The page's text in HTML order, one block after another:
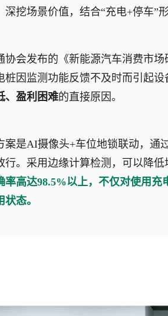
深挖场景价值，结合“充电+停车”
协会发布的《新能源汽车消费市
桩因监测功能反馈不及时而引起
、盈利困难的直接原因。
案是AI摄像头+车位地锁联动，通
行。采用边缘计算检测，可以降低
率高达98.5%以上，不仅对使用
态。